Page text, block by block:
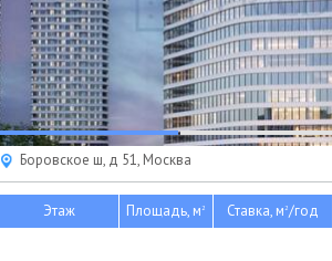
Боровское ш, д 51, Москва
Этаж Площадь, м2 Ставка, м2/год